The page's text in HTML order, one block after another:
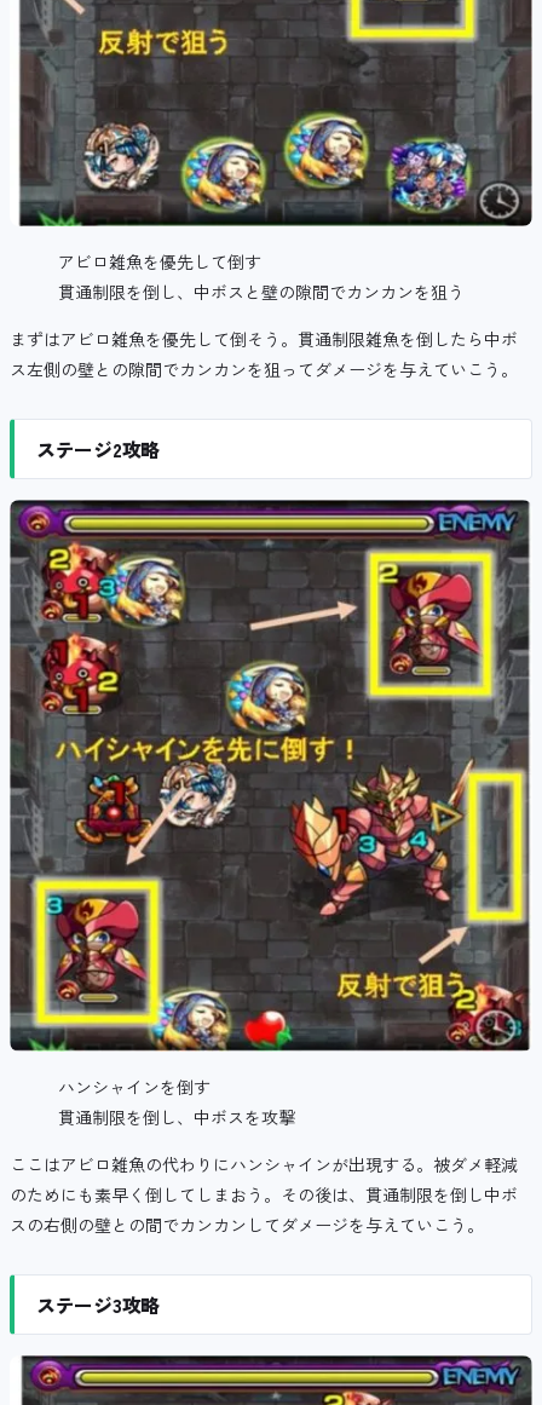
アビロ雑魚を優先して倒す
貫通制限を倒し、中ボスと壁の隙間でカンカンを狙う
まずはアビロ雑魚を優先して倒そう。貫通制限雑魚を倒したら中ボ
ス左側の壁との隙間でカンカンを狙ってダメージを与えていこう。
ステージ2攻略
ハンシャインを倒す
貫通制限を倒し、中ボスを攻撃
ここはアビロ雑魚の代わりにハンシャインが出現する。被ダメ軽減
のためにも素早く倒してしまおう。その後は、貫通制限を倒し中ボ
スの右側の壁との間でカンカンしてダメージを与えていこう。
ステージ3攻略